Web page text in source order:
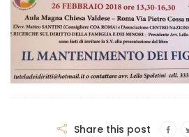
Share this post